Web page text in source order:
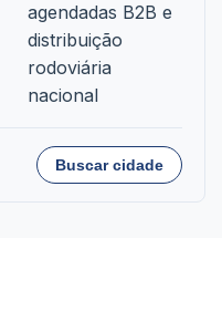
agendadas B2B e
distribuição
rodoviária
nacional
Buscar cidade